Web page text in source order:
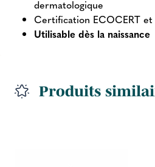
dermatologique
Certification ECOCERT
Utilisable dès la naissance
Produits